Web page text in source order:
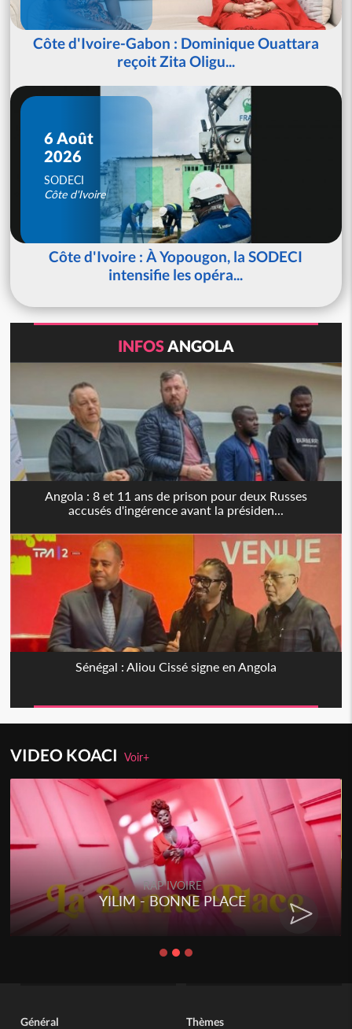
Côte d'Ivoire-Gabon : Dominique Ouattara
reçoit Zita Oligu...
6 Août
2026
SODECI
Côte d'Ivoire
Côte d'Ivoire : À Yopougon, la SODECI
intensifie les opéra...
INFOSANGOLA
Angola : 8 et 11 ans de prison pour deux Russes
accusés d'ingérence avant la présiden...
Sénégal : Aliou Cissé signe en Angola
VIDEO KOACIVoir+
RAP IVOIRE
YILIM - BONNE PLACE
Général Thèmes